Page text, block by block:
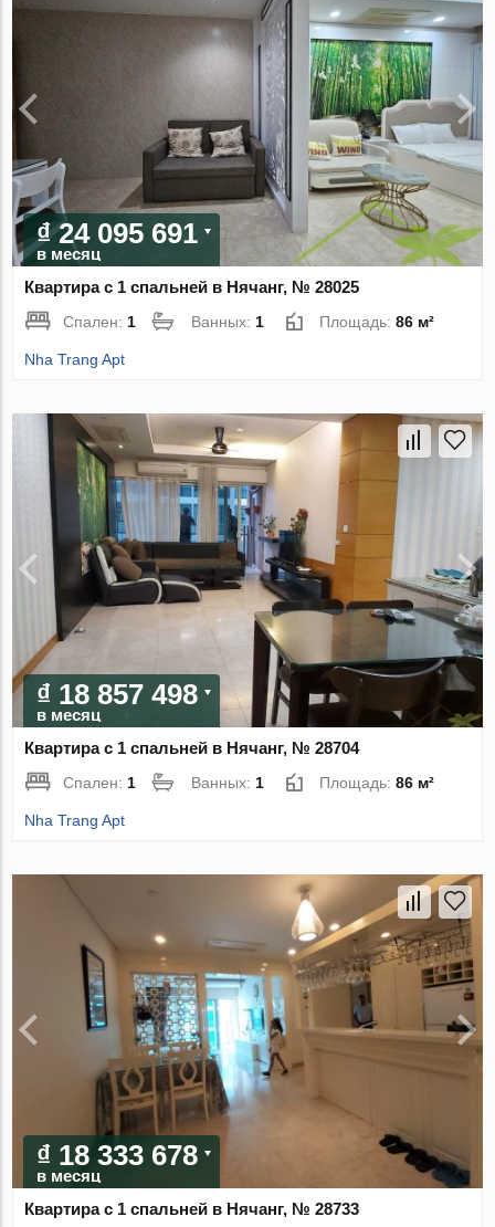
₫ 24 095 691
в месяц
Квартира с 1 спальней в Нячанг, № 28025
Спален:1 Ванных:1 Площадь:86 м²
Nha Trang Apt
₫ 18 857 498
в месяц
Квартира с 1 спальней в Нячанг, № 28704
Спален: 1 Ванных: 1 Площадь:86 м²
Nha Trang Apt
₫ 18 333 678
в месяц
Квартира с 1 спальней в Нячанг, № 28733